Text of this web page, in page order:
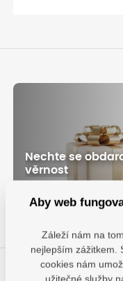
Nechte se
věrnost
Aby web
Záleží nám na
nejlepším zážitkem.
cookies nám
užitečné služby